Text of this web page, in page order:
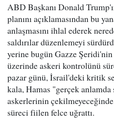
ABD Başkanı Donald
planını açıklamasından bu
anlaşmasını ihlal ederek
saldırılar düzenlemeyi
yerine bugün Gazze
üzerinde askeri kontrolünü
pazar günü, İsrail'deki kritik
kala, Hamas "gerçek
askerlerinin
süreci fiilen felce uğrattı.